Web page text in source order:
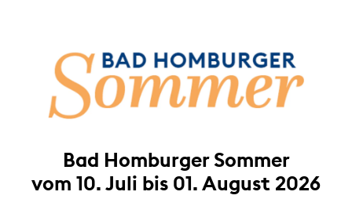
Bad Homburger Sommer
vom 10. Juli bis 01. August 2026